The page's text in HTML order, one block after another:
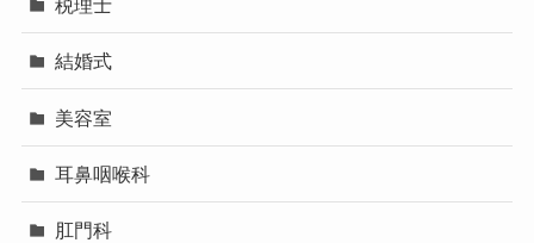
税理士
結婚式
美容室
耳鼻咽喉科
肛門科